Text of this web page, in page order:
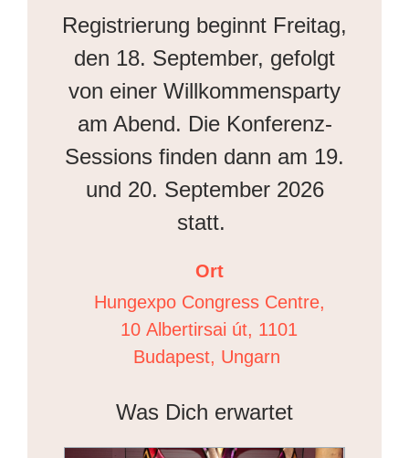
Registrierung beginnt Freitag,
den 18. September, gefolgt
von einer Willkommensparty
am Abend. Die Konferenz-
Sessions finden dann am 19.
und 20. September 2026
statt.
Ort
Hungexpo Congress Centre,
10 Albertirsai út, 1101
Budapest, Ungarn
Was Dich erwartet